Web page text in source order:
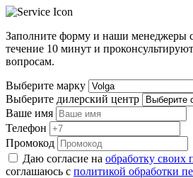
Заполните форму и наши менеджеры
течение 10 минут и
вопросам.
Выберите марку
Выберите дилерский центр
Ваше имя
Телефон
Промокод
Даю согласие на обработку своих
соглашаюсь с политикой обработки